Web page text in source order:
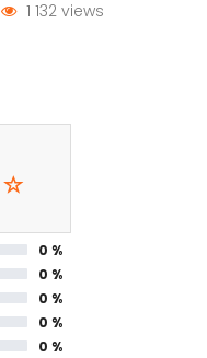
1 132 views
0 %
0 %
0 %
0 %
0 %